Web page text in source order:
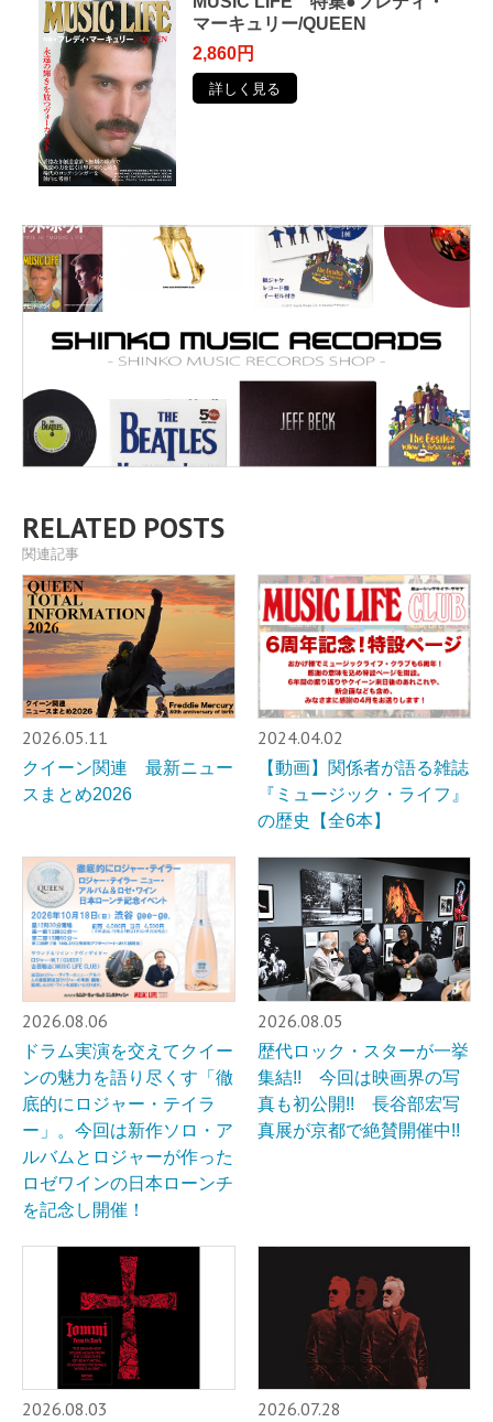
マーキュリー/QUEEN
2,860円
詳しく見る
RELATED POSTS
関連記事
2026.05.11
クイーン関連 最新ニュー
スまとめ2026
2024.04.02
【動画】関係者が語る雑誌
『ミュージック・ライフ』
の歴史【全6本】
2026.08.06
ドラム実演を交えてクイー
ンの魅力を語り尽くす「徹
底的にロジャー・テイラ
ー」。今回は新作ソロ・ア
ルバムとロジャーが作った
ロゼワインの日本ローンチ
を記念し開催！
2026.08.05
歴代ロック・スターが一挙
集結!! 今回は映画界の写
真も初公開!! 長谷部宏写
真展が京都で絶賛開催中!!
2026.08.03 2026.07.28